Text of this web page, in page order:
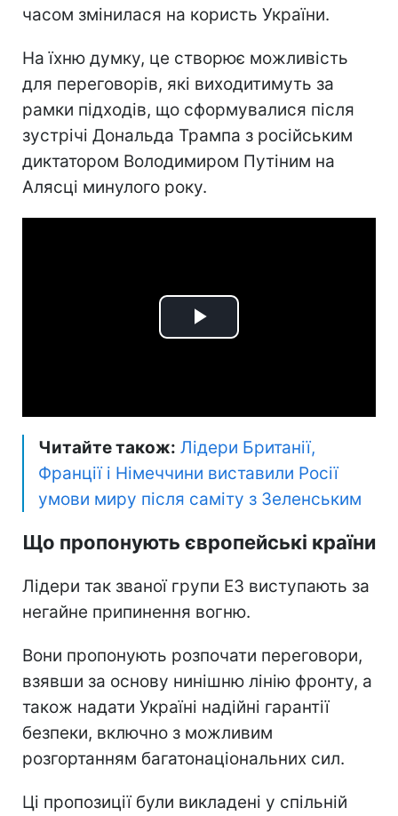
часом змінилася на користь України.
На їхню думку, це створює можливість
для переговорів, які виходитимуть за
рамки підходів, що сформувалися після
зустрічі Дональда Трампа з російським
диктатором Володимиром Путіним на
Алясці минулого року.
Play
Читайте також: Лідери Британії,
Франції і Німеччини виставили Росії
умови миру після саміту з Зеленським
Що пропонують європейські країни
Лідери так званої групи E3 виступають за
негайне припинення вогню.
Вони пропонують розпочати переговори,
взявши за основу нинішню лінію фронту, а
також надати Україні надійні гарантії
безпеки, включно з можливим
розгортанням багатонаціональних сил.
Ці пропозиції були викладені у спільній